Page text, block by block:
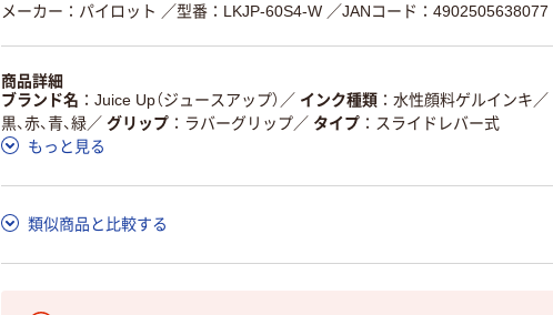
メーカー：パイロット ／型番：LKJP-60S4-W ／JANコード：4902505638077
商品詳細
ブランド名
Juice Up（ジュースアップ） ／ インク種類 水性顔料ゲルインキ ／
黒、赤、青、緑／ グリップ ラバーグリップ／ タイプ
スライドレバー式
もっと見る
類似商品と比較する